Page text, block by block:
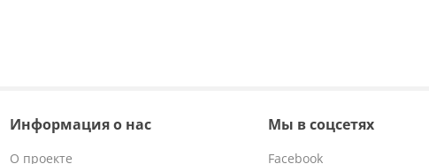
Информация о нас
О проекте
Мы в соцсетях
Facebook